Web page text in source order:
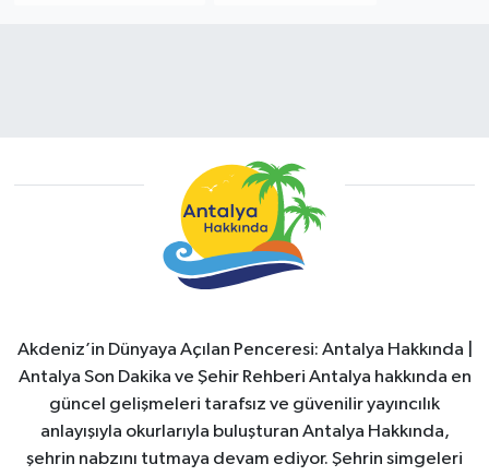
Akdeniz’in Dünyaya Açılan Penceresi: Antalya Hakkında |
Antalya Son Dakika ve Şehir Rehberi Antalya hakkında en
güncel gelişmeleri tarafsız ve güvenilir yayıncılık
anlayışıyla okurlarıyla buluşturan Antalya Hakkında,
şehrin nabzını tutmaya devam ediyor. Şehrin simgeleri